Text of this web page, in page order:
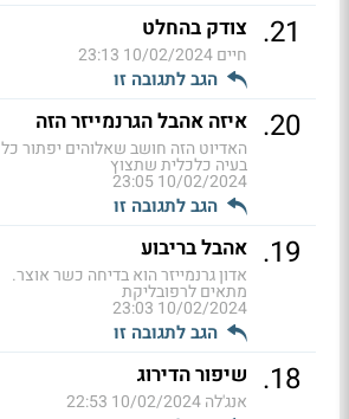
21
. צודק בהחלט
חיים10/02/2024 23:13
הגב לתגובה זו
20
. איזה אהבל הגרנמייזר הזה
האדיוט הזה חושב שאלוהים יפתור כל
בעיה כלכלית שתצוץ
10/02/2024 23:05
הגב לתגובה זו
19
. אהבל בריבוע
אדון גרנמייזר הוא בדיחה כשר אוצר.
מתאים לרפובליקת
10/02/2024 23:03
הגב לתגובה זו
18
. שיפור הדירוג
אנג'לה10/02/2024 22:53